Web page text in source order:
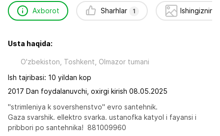
Axborot Sharhlar 1
Usta haqida:
O'zbekiston, Toshkent, Olmazor tumani
Ish tajribasi: 10 yildan kop
2017 Dan foydalanuvchi, oxirgi kirish 08.05.2025
"strimleniya k sovershenstvo" evro santehnik.
Gaza svarshik. ellektro svarka. ustanofka katyol i fayansi i
pribbori po santehnika!  881009960